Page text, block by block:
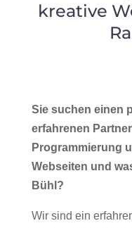
kreative
Sie suchen einen
erfahrenen
Programmierung
Webseiten und
Bühl?
Wir sind ein